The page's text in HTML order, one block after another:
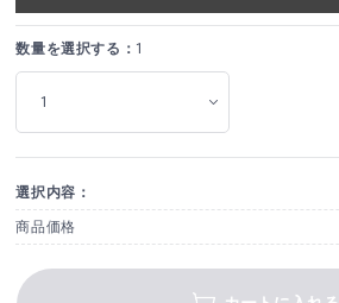
数量を選択する： 1
選択内容：
商品価格